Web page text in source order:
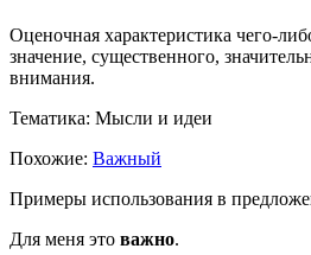
Оценочная характеристика чего-
значение, существенного,
внимания.
Тематика: Мысли и идеи
Похожие: Важный
Примеры использования в
Для меня это важно.